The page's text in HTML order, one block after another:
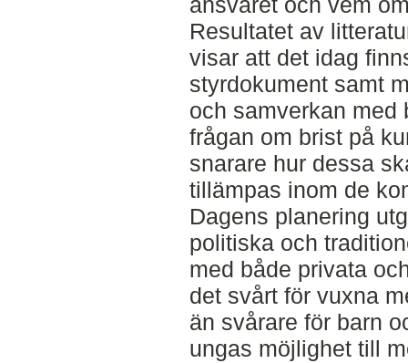
Resultatet av
visar att det idag
styrdokument samt
och samverkan med
frågan om brist på
snarare hur dessa
tillämpas inom de
Dagens planering
politiska och
med både privata
det svårt för vuxna
än svårare för barn
ungas möjlighet till